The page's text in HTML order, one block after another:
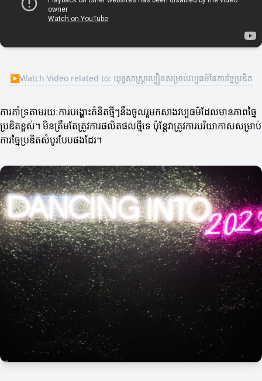
▶Watch Video related to: យុទ្ធសាស្ត្រល្បឿនសម្រាប់វប្បធម៌នៃការច្នៃប្រឌិត
ការគាំទ្រតាមរយៈការបង្ហោះគំនិតថ្មីៗនឹងចូលរួមកសាងវប្បធម៌ដែលមានភាពច្នៃ
ប្រឌិតខ្ពស់។ មិនត្រឹមតែត្រូវការផលិតផលថ្មីទេ ប៉ុន្តែវាត្រូវការបរិយាកាសសម្រាប់
ការច្នៃប្រឌិតសំបូរបែបផងដែរ។